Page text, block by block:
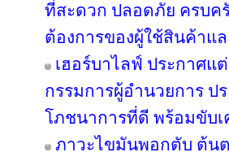
ที่สะดวก ปลอดภัย ครบค
ต้องการของผู้ใช้สินค้าแ
เฮอร์บาไลฟ์ ประกาศแ
กรรมการผู้อำนวยการ ป
โภชนาการที่ดี พร้อมขับ
ภาวะไขมันพอกตับ ต้นต